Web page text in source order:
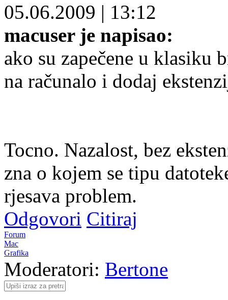
05.06.2009 | 13:12
macuser je napisao:
ako su zapečene u klasiku
na računalo i dodaj
Tocno. Nazalost, bez
zna o kojem se tipu
rjesava problem.
Odgovori Citiraj
Forum
Mac
Grafika
Moderatori: Bertone